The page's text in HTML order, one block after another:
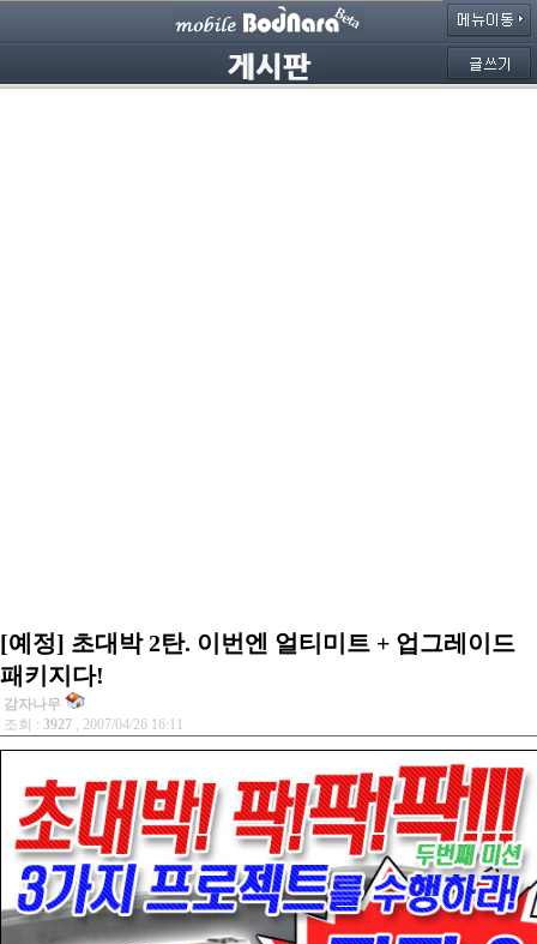
[예정] 초대박 2탄. 이번엔 얼티미트 + 업그레이드
패키지다!
감자나무
조회 : 3927 , 2007/04/26 16:11